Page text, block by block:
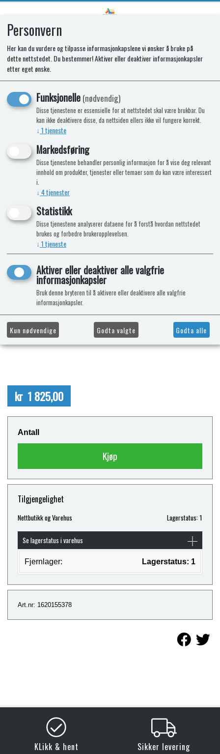
SPARE GRILL DOOR ENI600 MIR
kr 1 825,00
Antall
Kjøp
Tilgjengelighet
Nettbutikk og Varehus Lagerstatus: 1
Se lagerstatus i varehus
Fjernlager: Lagerstatus: 1
Art.nr: 1620155378
KLikk & hent Sikker levering
Personvern
Her kan du vurdere og tilpasse informasjonkapslene vi ønsker å bruke på
dette nettstedet. Du bestemmer! Aktiver eller deaktiver informasjonkapsler
etter eget ønske.
Funksjonelle(nødvendig)
Disse tjenestene er essensielle for at nettstedet skal være brukbar. Du
kan ikke deaktivere disse, da nettsiden ellers ikke vil fungere korrekt.
↓ 1tjeneste
Markedsføring
Disse tjenestene behandler personlig informasjon for å vise deg relevant
innhold om produkter, tjenester eller temaer som du kan være interessert
i.
↓ 4tjenester
Statistikk
Disse tjenestene analyserer dataene for å forstå hvordan nettstedet
brukes og forbedre brukeropplevelsen.
↓ 1tjeneste
Aktiver eller deaktiver alle valgfrie
informasjonkapsler
Bruk denne bryteren til å aktivere eller deaktivere alle valgfrie
informasjonkapsler.
Kun nødvendige Godta valgte Godta alle